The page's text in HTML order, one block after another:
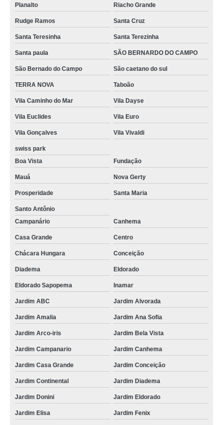
Planalto Riacho Grande
Rudge Ramos Santa Cruz
Santa Teresinha Santa Terezinha
Santa paula SÃO BERNARDO DO CAMPO
São Bernado do Campo São caetano do sul
TERRA NOVA Taboão
Vila Caminho do Mar Vila Dayse
Vila Euclides Vila Euro
Vila Gonçalves Vila Vivaldi
swiss park
Boa Vista
Fundação
Mauá Nova Gerty
Prosperidade Santa Maria
Santo Antônio
Campanário
Canhema
Casa Grande Centro
Chácara Hungara Conceição
Diadema Eldorado
Eldorado Sapopema Inamar
Jardim ABC Jardim Alvorada
Jardim Amalia Jardim Ana Sofia
Jardim Arco-iris Jardim Bela Vista
Jardim Campanario Jardim Canhema
Jardim Casa Grande Jardim Conceição
Jardim Continental Jardim Diadema
Jardim Donini Jardim Eldorado
Jardim Elisa Jardim Fenix